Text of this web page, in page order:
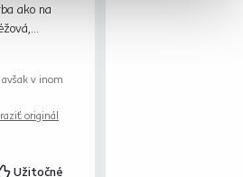
ako na
Materiály
avšak v inom
originál
Užitočné